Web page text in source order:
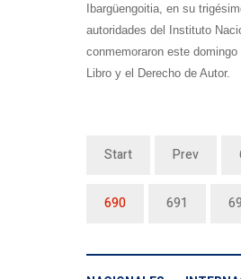
Ibargüengoitia, en su
autoridades del Instituto
conmemoraron este
Libro y el Derecho de Autor.
Start Prev
690 691